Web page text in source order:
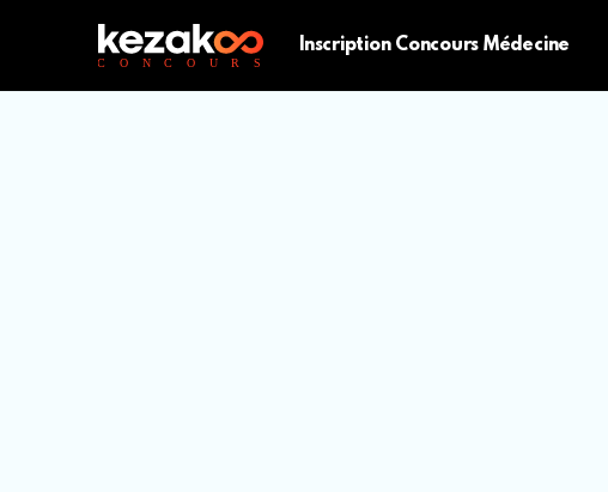
Inscription Concours Médecine